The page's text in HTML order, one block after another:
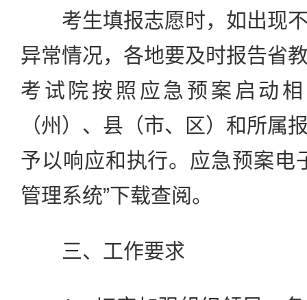
考生填报志愿时，如出现不
异常情况，各地要及时报告省
考试院按照应急预案启动
（州）、县（市、区）和所属
予以响应和执行。应急预案电
管理系统”下载查阅。
三、工作要求